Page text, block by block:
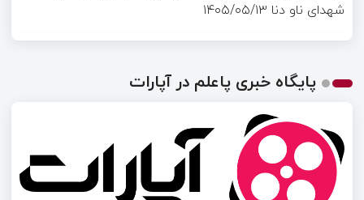
شهدای ناو دنا ۱۴۰۵/۰۵/۱۳
پایگاه خبری پاعلم در آپارات